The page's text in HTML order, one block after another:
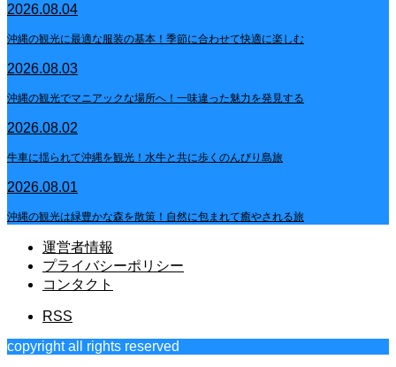
2026.08.04
沖縄の観光に最適な服装の基本！季節に合わせて快適に楽しむ
2026.08.03
沖縄の観光でマニアックな場所へ！一味違った魅力を発見する
2026.08.02
牛車に揺られて沖縄を観光！水牛と共に歩くのんびり島旅
2026.08.01
沖縄の観光は緑豊かな森を散策！自然に包まれて癒やされる旅
運営者情報
プライバシーポリシー
コンタクト
RSS
copyright all rights reserved